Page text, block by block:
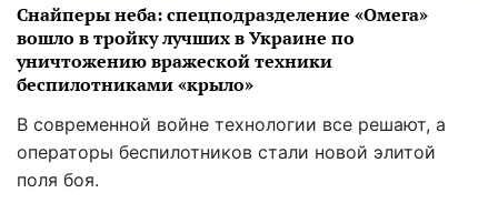
Снайперы неба: спецподразделение «Омега»
вошло в тройку лучших в Украине по
уничтожению вражеской техники
беспилотниками «крыло»
В современной войне технологии все решают, а
операторы беспилотников стали новой элитой
поля боя.